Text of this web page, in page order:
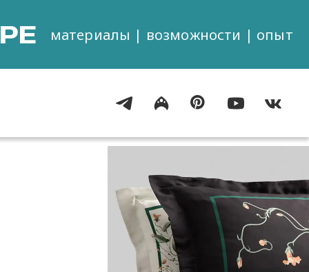
материалы | возможности | опыт